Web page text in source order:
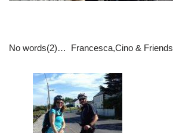
No words(2)… Francesca,Cino & Friends